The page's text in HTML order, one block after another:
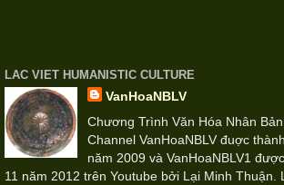
LAC VIET HUMANISTIC CULTURE
VanHoaNBLV
Chương Trình Văn Hóa Nhân
Channel VanHoaNBLV đuợc
năm 2009 và VanHoaNBLV1
11 năm 2012 trên Youtube bởi Lại Minh Thuận.